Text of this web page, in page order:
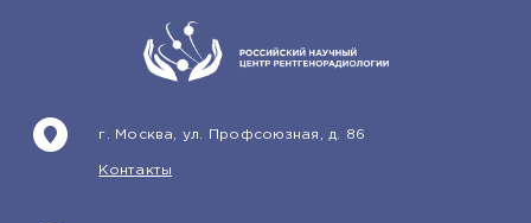
г. Москва, ул. Профсоюзная, д. 86
Контакты